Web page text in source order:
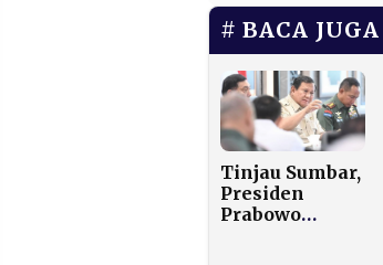
BACA JUGA
Tinjau Sumbar,
Presiden
Prabowo